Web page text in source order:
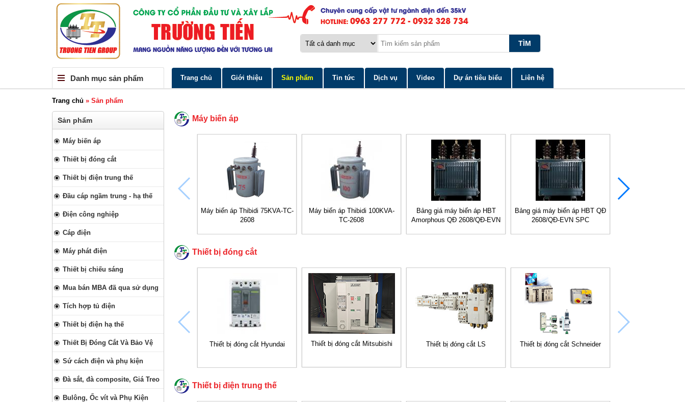
Danh mục sản phẩm Trang chủ Giới thiệu Sản phẩm Tin tức Dịch vụ Video Dự án tiêu biểu Liên hệ
Trang chủ » Sản phẩm
Sản phẩm
Máy biến áp
Thiết bị đóng cắt
Thiết bị điện trung thế
Đầu cáp ngầm trung - hạ thế
Điện công nghiệp
Cáp điện
Máy phát điện
Thiết bị chiếu sáng
Mua bán MBA đã qua sử dụng
Tích hợp tủ điện
Thiết bị điện hạ thế
Thiết Bị Đóng Cắt Và Bảo Vệ
Sứ cách điện và phụ kiện
Đà sắt, đà composite, Giá Treo
Bulông, Ốc vít và Phụ Kiện
Máy biến áp
Máy biến áp Thibidi 75KVA-TC-
2608
Máy biến áp Thibidi 100KVA-
TC-2608
Bảng giá máy biến áp HBT
Amorphous QĐ 2608/QĐ-EVN
Bảng giá máy biến áp HBT QĐ
2608/QĐ-EVN SPC
Thiết bị đóng cắt
Thiết bị đóng cắt Hyundai Thiết bị đóng cắt Mitsubishi Thiết bị đóng cắt LS Thiết bị đóng cắt Schneider
Thiết bị điện trung thế